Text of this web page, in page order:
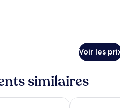
Voir les
similaires
Les Belles